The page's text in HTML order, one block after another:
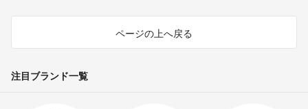
ページの上へ戻る
注目ブランド一覧